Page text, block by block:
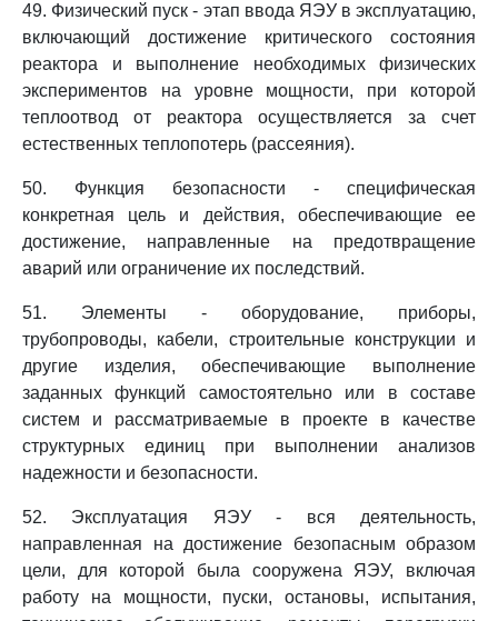
49. Физический пуск - этап ввода ЯЭУ в эксплуатацию,
включающий достижение критического состояния
реактора и выполнение необходимых физических
экспериментов на уровне мощности, при которой
теплоотвод от реактора осуществляется за счет
естественных теплопотерь (рассеяния).
50. Функция безопасности - специфическая
конкретная цель и действия, обеспечивающие ее
достижение, направленные на предотвращение
аварий или ограничение их последствий.
51. Элементы - оборудование, приборы,
трубопроводы, кабели, строительные конструкции и
другие изделия, обеспечивающие выполнение
заданных функций самостоятельно или в составе
систем и рассматриваемые в проекте в качестве
структурных единиц при выполнении анализов
надежности и безопасности.
52. Эксплуатация ЯЭУ - вся деятельность,
направленная на достижение безопасным образом
цели, для которой была сооружена ЯЭУ, включая
работу на мощности, пуски, остановы, испытания,